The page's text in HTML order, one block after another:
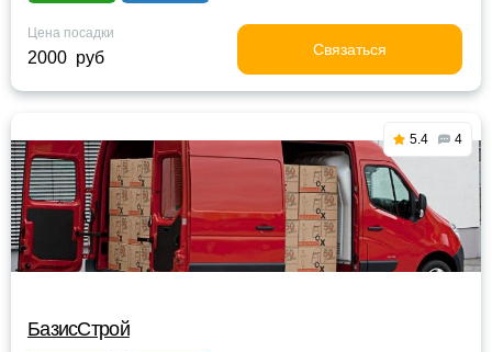
Цена посадки
2000 руб Связаться
5.4 4
БазисСтрой